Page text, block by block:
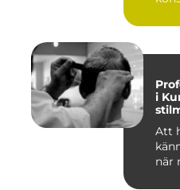
i
Att
när